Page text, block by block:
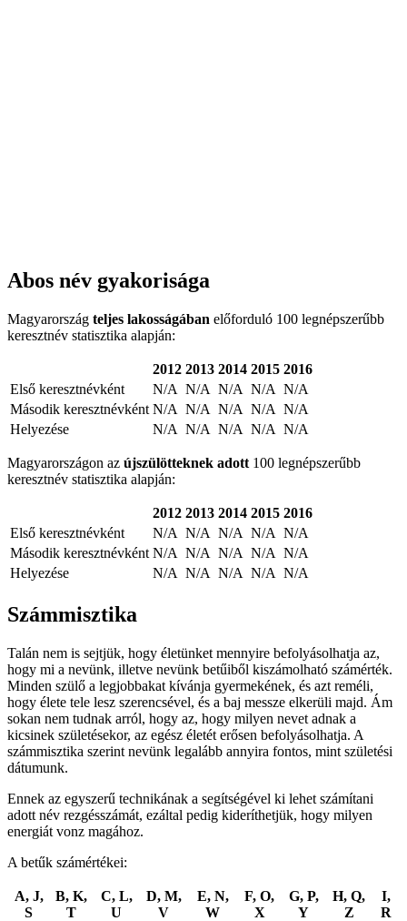
Abos név gyakorisága
Magyarország teljes lakosságában előforduló 100 legnépszerűbb
keresztnév statisztika alapján:
2012 2013 2014 2015 2016
Első keresztnévként
N/A N/A N/A N/A N/A
Második keresztnévként N/A N/A N/A N/A N/A
Helyezése
N/A N/A N/A N/A N/A
Magyarországon az újszülötteknek adott 100 legnépszerűbb
keresztnév statisztika alapján:
2012 2013 2014 2015 2016
Első keresztnévként
N/A N/A N/A N/A N/A
Második keresztnévként N/A N/A N/A N/A N/A
Helyezése
N/A N/A N/A N/A N/A
Számmisztika
Talán nem is sejtjük, hogy életünket mennyire befolyásolhatja az,
hogy mi a nevünk, illetve nevünk betűiből kiszámolható számérték.
Minden szülő a legjobbakat kívánja gyermekének, és azt reméli,
hogy élete tele lesz szerencsével, és a baj messze elkerüli majd. Ám
sokan nem tudnak arról, hogy az, hogy milyen nevet adnak a
kicsinek születésekor, az egész életét erősen befolyásolhatja. A
számmisztika szerint nevünk legalább annyira fontos, mint születési
dátumunk.
Ennek az egyszerű technikának a segítségével ki lehet számítani
adott név rezgésszámát, ezáltal pedig kideríthetjük, hogy milyen
energiát vonz magához.
A betűk számértékei:
A, J,
S
B, K,
T
C, L,
U
D, M,
V
E, N,
W
F, O,
X
G, P,
Y
H, Q,
Z
I,
R